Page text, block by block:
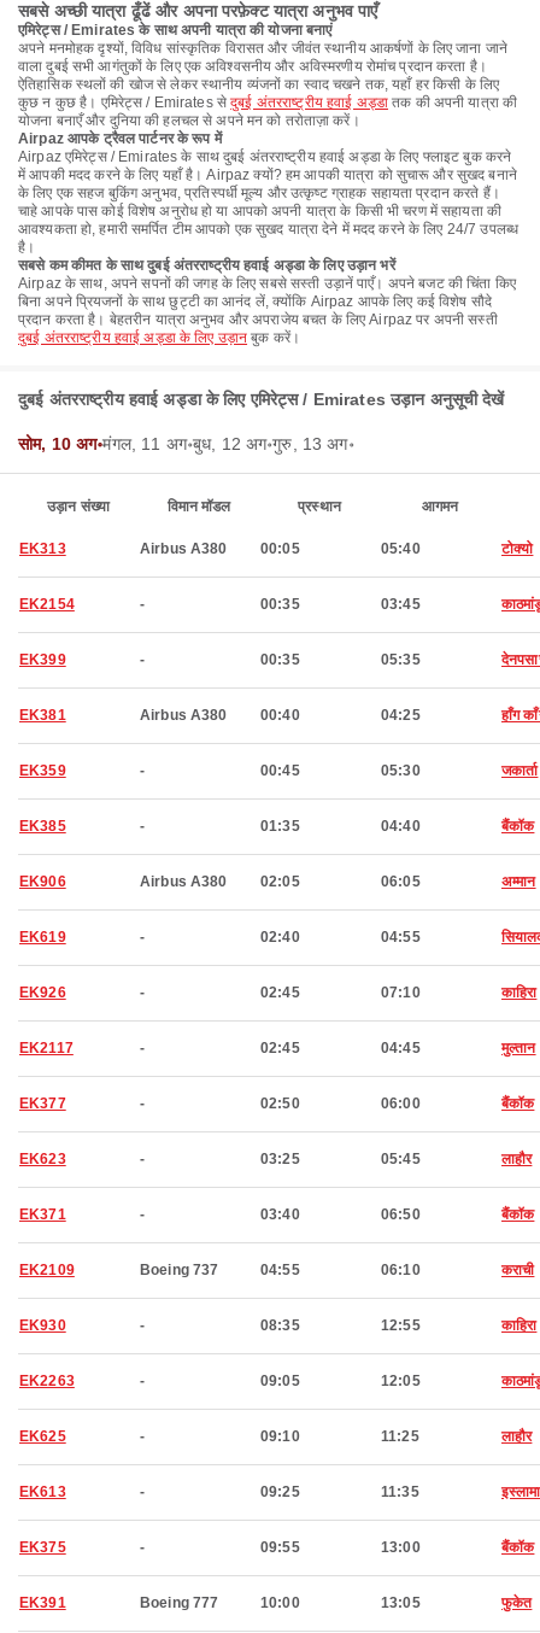
सबसे अच्छी यात्रा ढूँढें और अपना परफ़ेक्ट यात्रा अनुभव पाएँ
एमिरेट्स / Emirates के साथ अपनी यात्रा की योजना बनाएं
अपने मनमोहक दृश्यों, विविध सांस्कृतिक विरासत और जीवंत स्थानीय आकर्षणों के लिए जाना जाने
वाला दुबई सभी आगंतुकों के लिए एक अविश्वसनीय और अविस्मरणीय रोमांच प्रदान करता है।
ऐतिहासिक स्थलों की खोज से लेकर स्थानीय व्यंजनों का स्वाद चखने तक, यहाँ हर किसी के लिए
कुछ न कुछ है। एमिरेट्स / Emirates सेदुबई अंतरराष्ट्रीय हवाई अड्डा तक की अपनी यात्रा की
योजना बनाएँ और दुनिया की हलचल से अपने मन को तरोताज़ा करें।
Airpaz आपके ट्रैवल पार्टनर के रूप में
Airpaz एमिरेट्स / Emirates के साथ दुबई अंतरराष्ट्रीय हवाई अड्डा के लिए फ्लाइट बुक करने
में आपकी मदद करने के लिए यहाँ है। Airpaz क्यों? हम आपकी यात्रा को सुचारू और सुखद बनाने
के लिए एक सहज बुकिंग अनुभव, प्रतिस्पर्धी मूल्य और उत्कृष्ट ग्राहक सहायता प्रदान करते हैं।
चाहे आपके पास कोई विशेष अनुरोध हो या आपको अपनी यात्रा के किसी भी चरण में सहायता की
आवश्यकता हो, हमारी समर्पित टीम आपको एक सुखद यात्रा देने में मदद करने के लिए 24/7 उपलब्ध
है।
सबसे कम कीमत के साथ दुबई अंतरराष्ट्रीय हवाई अड्डा के लिए उड़ान भरें
Airpaz के साथ, अपने सपनों की जगह के लिए सबसे सस्ती उड़ानें पाएँ। अपने बजट की चिंता किए
बिना अपने प्रियजनों के साथ छुट्टी का आनंद लें, क्योंकि Airpaz आपके लिए कई विशेष सौदे
प्रदान करता है। बेहतरीन यात्रा अनुभव और अपराजेय बचत के लिए Airpaz पर अपनी सस्ती
दुबई अंतरराष्ट्रीय हवाई अड्डा के लिए उड़ान बुक करें।
दुबई अंतरराष्ट्रीय हवाई अड्डा के लिए एमिरेट्स / Emirates उड़ान अनुसूची देखें
सोम, 10 अग॰मंगल, 11 अग॰बुध, 12 अग॰गुरु, 13 अग॰
उड़ान संख्या विमान मॉडल प्रस्थान आगमन
EK313 Airbus A380 00:05 05:40 टोक्यो
EK2154 - 00:35 03:45
EK399 - 00:35 05:35
EK381 Airbus A380 00:40 04:25 हाँग
EK359 - 00:45 05:30 जकार्ता
EK385 - 01:35 04:40 बैंकॉक
EK906 Airbus A380 02:05 06:05 अम्मान
EK619 - 02:40 04:55
EK926 - 02:45 07:10 काहिरा
EK2117 - 02:45 04:45 मुल्तान
EK377 - 02:50 06:00 बैंकॉक
EK623 - 03:25 05:45 लाहौर
EK371 - 03:40 06:50 बैंकॉक
EK2109 Boeing 737 04:55 06:10 कराची
EK930 - 08:35 12:55 काहिरा
EK2263 - 09:05 12:05
EK625 - 09:10 11:25 लाहौर
EK613 - 09:25 11:35
EK375 - 09:55 13:00 बैंकॉक
EK391 Boeing 777 10:00 13:05 फुकेत